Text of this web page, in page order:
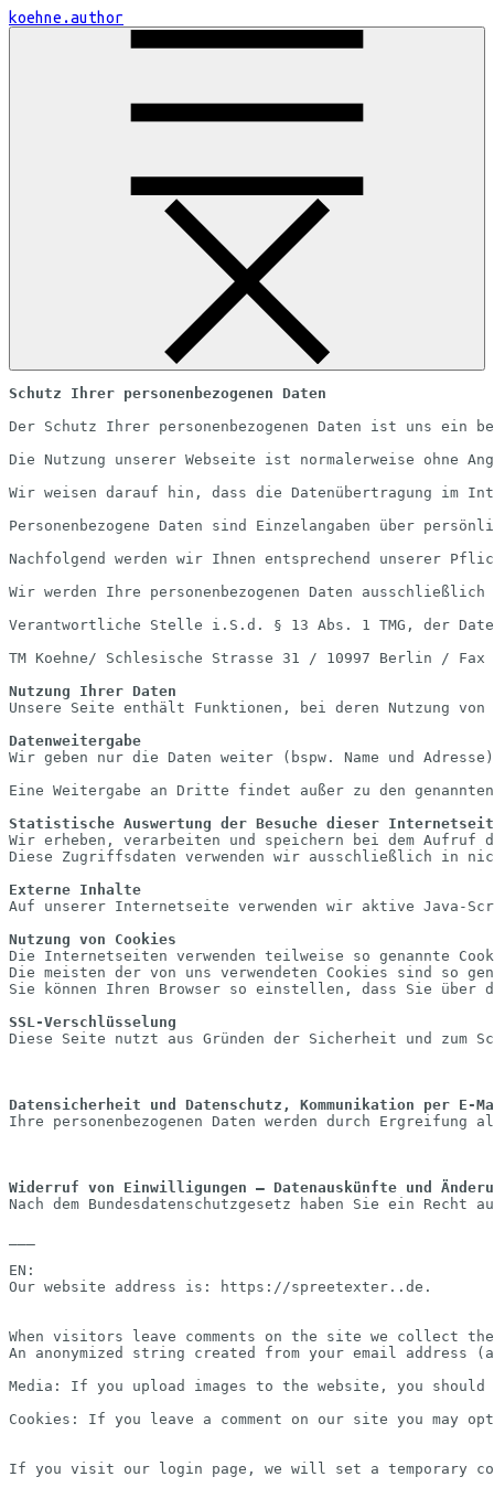
Skip
to
koehne.author
Schutz Ihrer personenbezogenen Daten
Der Schutz Ihrer personenbezogenen Daten ist uns ein
Die Nutzung unserer Webseite ist normalerweise ohne
Wir weisen darauf hin, dass die Datenübertragung im
Personenbezogene Daten sind Einzelangaben über
Nachfolgend werden wir Ihnen entsprechend unserer
Wir werden Ihre personenbezogenen Daten
Verantwortliche Stelle i.S.d. § 13 Abs. 1 TMG, der
TM Koehne/ Schlesische Strasse 31 / 10997 Berlin /
Nutzung Ihrer Daten
Unsere Seite enthält Funktionen, bei deren Nutzung
Datenweitergabe
Wir geben nur die Daten weiter (bspw. Name und
Eine Weitergabe an Dritte findet außer zu den
Statistische Auswertung der Besuche dieser
Wir erheben, verarbeiten und speichern bei dem Aufruf
Diese Zugriffsdaten verwenden wir ausschließlich in
Externe Inhalte
Auf unserer Internetseite verwenden wir aktive Java-
Nutzung von Cookies
Die Internetseiten verwenden teilweise so genannte
Die meisten der von uns verwendeten Cookies sind so
Sie können Ihren Browser so einstellen, dass Sie über
SSL-Verschlüsselung
Diese Seite nutzt aus Gründen der Sicherheit und
Datensicherheit und Datenschutz, Kommunikation per E-
Ihre personenbezogenen Daten werden durch
Widerruf von Einwilligungen – Datenauskünfte und
Nach dem Bundesdatenschutzgesetz haben Sie ein
EN:
Our website address is: https://spreetexter..de.
When visitors leave comments on the site we collect
An anonymized string created from your email
Media:
If you upload images to the website, you should
Cookies: If you leave a comment on our site you may
If you visit our login page, we will set a temporary